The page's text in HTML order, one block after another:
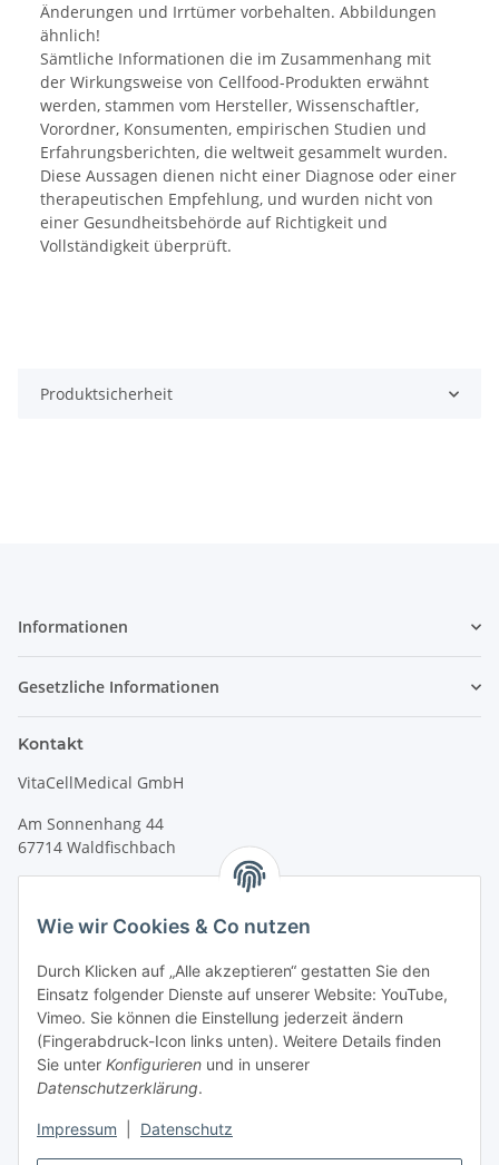
Wie wir Cookies & Co nutzen
Durch Klicken auf „Alle akzeptieren“ gestatten Sie den
Einsatz folgender Dienste auf unserer Website: YouTube,
Vimeo. Sie können die Einstellung jederzeit ändern
(Fingerabdruck-Icon links unten). Weitere Details finden
Sie unter Konfigurieren und in unserer
Datenschutzerklärung.
Impressum Datenschutz
Änderungen und Irrtümer vorbehalten. Abbildungen
ähnlich!
Sämtliche Informationen die im Zusammenhang mit
der Wirkungsweise von Cellfood-Produkten erwähnt
werden, stammen vom Hersteller, Wissenschaftler,
Vorordner, Konsumenten, empirischen Studien und
Erfahrungsberichten, die weltweit gesammelt wurden.
Diese Aussagen dienen nicht einer Diagnose oder einer
therapeutischen Empfehlung, und wurden nicht von
einer Gesundheitsbehörde auf Richtigkeit und
Vollständigkeit überprüft.
Produktsicherheit
Informationen
Gesetzliche Informationen
Kontakt
VitaCellMedical GmbH
Am Sonnenhang 44
67714 Waldfischbach
info@vitacellmedical.com
Erreichbarkeit
Mo – Fr 08:00 Uhr – 17:00 Uhr
Außerhalb dieser Zeit unterinfo@vitacellmedical.com
Sie möchten, dass wir Sie besuchen?
Ihre Terminvorschläge >>>